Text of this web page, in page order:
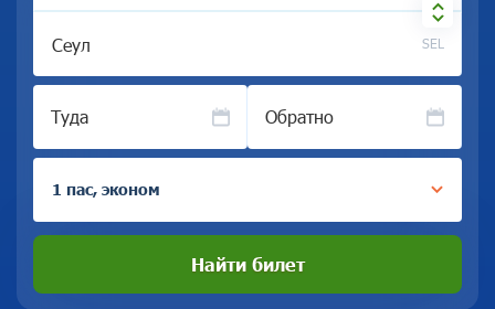
SEL
Туда Обратно
1 пас, эконом
Найти билет